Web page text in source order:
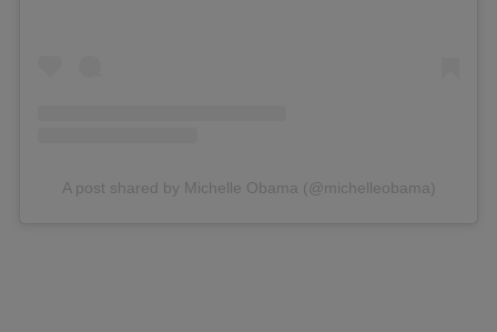
A post shared by Michelle Obama (@michelleobama)